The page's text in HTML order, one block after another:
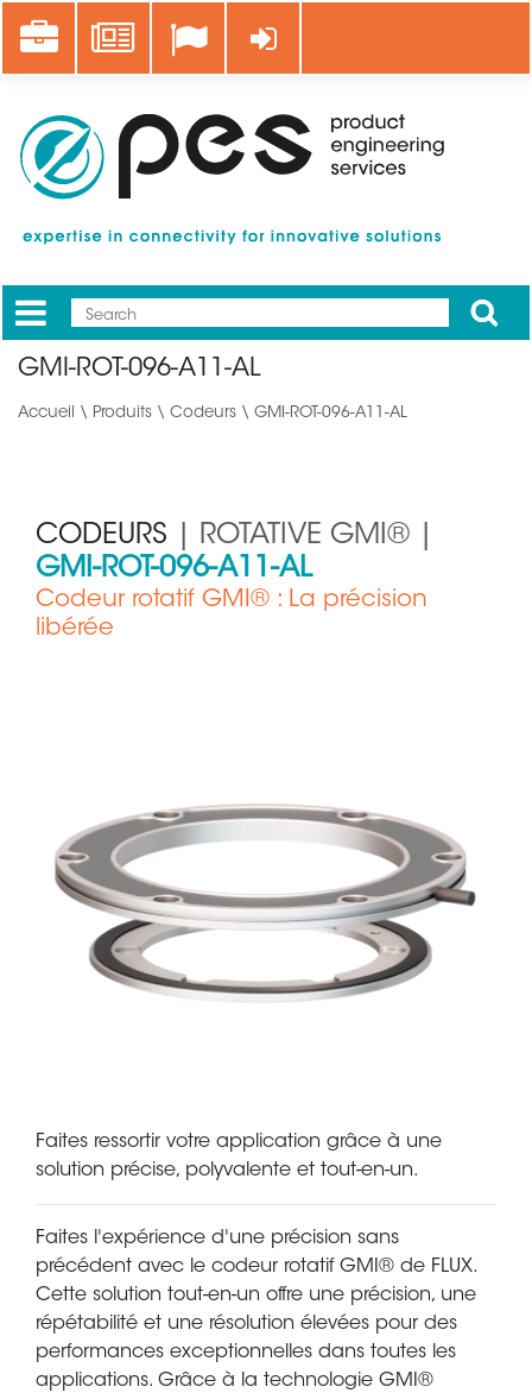
au
contenu
Career News Se connecter
Mobile
Main
Apply
GMI-ROT-096-A11-AL
Accueil \ Produits \ Codeurs \ GMI-ROT-096-A11-AL
CODEURS
| ROTATIVE GMI® |
GMI-ROT-096-A11-AL
Codeur rotatif GMI® : La précision
libérée
Faites ressortir votre application grâce à une
solution précise, polyvalente et tout-en-un.
Faites l'expérience d'une précision sans
précédent avec le codeur rotatif GMI® de FLUX.
Cette solution tout-en-un offre une précision, une
répétabilité et une résolution élevées pour des
performances exceptionnelles dans toutes les
applications. Grâce à la technologie GMI®